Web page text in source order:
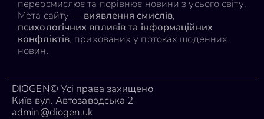
переосмислює та порівнює новини з усього світу.
Мета сайту — виявлення смислів,
психологічних впливів та інформаційних
конфліктів, прихованих у потоках щоденних
новин.
DIOGEN© Усі права захищено
Київ вул. Автозаводська 2
admin@diogen.uk